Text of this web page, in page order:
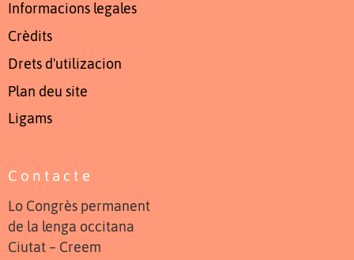
Informacions legales
Crèdits
Drets d'utilizacion
Plan deu site
Ligams
Contacte
Lo Congrès permanent
de la lenga occitana
Ciutat – Creem